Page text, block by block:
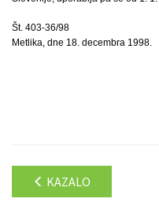
Št. 403-36/98
Metlika, dne 18. decembra 1998.
KAZALO